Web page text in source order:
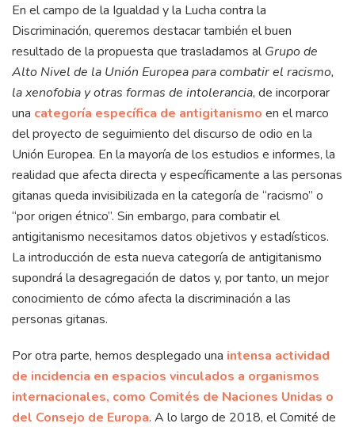
En el campo de la Igualdad y la Lucha contra la
Discriminación, queremos destacar también el buen
resultado de la propuesta que trasladamos alGrupo de
Alto Nivel de la Unión Europea para combatir el racismo,
la xenofobia y otras formas de intolerancia, de incorporar
una categoría específica de antigitanismo en el marco
del proyecto de seguimiento del discurso de odio en la
Unión Europea. En la mayoría de los estudios e informes, la
realidad que afecta directa y específicamente a las personas
gitanas queda invisibilizada en la categoría de “racismo” o
“por origen étnico”. Sin embargo, para combatir el
antigitanismo necesitamos datos objetivos y estadísticos.
La introducción de esta nueva categoría de antigitanismo
supondrá la desagregación de datos y, por tanto, un mejor
conocimiento de cómo afecta la discriminación a las
personas gitanas.
Por otra parte, hemos desplegado una intensa actividad
de incidencia en espacios vinculados a organismos
internacionales, como Comités de Naciones Unidas o
del Consejo de Europa. A lo largo de 2018, el Comité de